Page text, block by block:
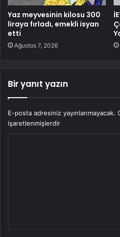
Yaz meyvesinin kilosu 300
liraya fırladı, emekli isyan
etti
Ağustos 7, 2026
Bir yanıt yazın
E-posta adresiniz yayınlanmayacak.
işaretlenmişlerdir